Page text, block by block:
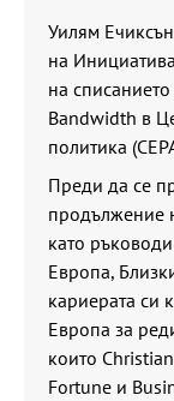
Уилям
на
на
Bandwidth в
политика
Преди да се
продължение
като
Европа,
кариерата си
Европа за
които
Fortune и